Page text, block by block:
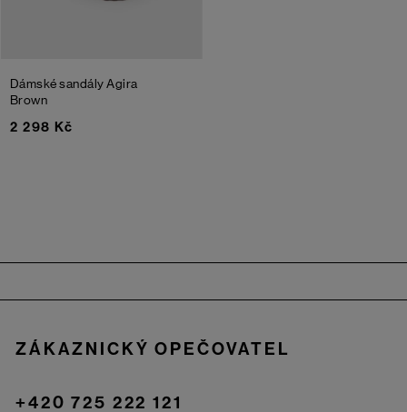
Dámské sandály Agira
Brown
2 298 Kč
ZÁKAZNICKÝ OPEČOVATEL
+420 725 222 121